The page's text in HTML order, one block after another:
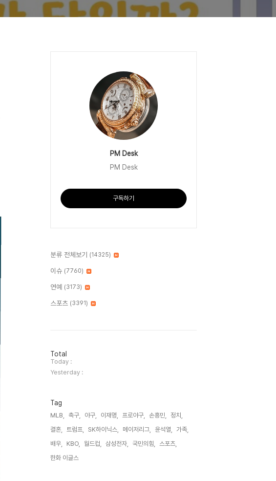
PM Desk
PM Desk
구독하기
분류 전체보기 (14325)
이슈 (7760)
연예 (3173)
스포츠 (3391)
방
문
자
수
Total
Today :
Yesterday :
Tag
MLB, 축구, 야구, 이재명, 프로야구, 손흥민,
정치,
결혼,
트럼프, SK하이닉스, 메이저리그, 윤석열,
가족,
배우,
KBO, 월드컵, 삼성전자, 국민의힘,
스포츠,
한화 이글스,